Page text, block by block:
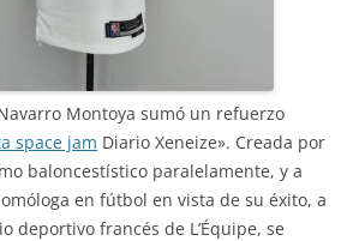
Montoya sumó un refuerzo
space jam Diario Xeneize». Creada por
baloncestístico paralelamente, y a
en fútbol en vista de su éxito, a
deportivo francés de L’Équipe, se